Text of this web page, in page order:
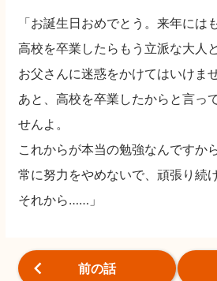
「お誕生日おめでとう。来年には
高校を卒業したらもう立派な大人
お父さんに迷惑をかけてはいけませ
あと、高校を卒業したからと言っ
せんよ。
これからが本当の勉強なんですから
常に努力をやめないで、頑張り続
それから……」
前の話